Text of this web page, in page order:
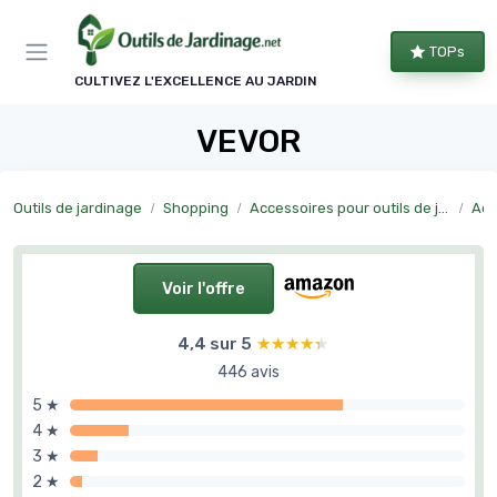
CULTIVEZ L'EXCELLENCE AU JARDIN
TOPs
VEVOR
Outils de jardinage Shopping Accessoires pour outils de jardinage
Voir l'offre
4,4 sur 5 ★★★★★
★★★★★
446 avis
5 ★
4 ★
3 ★
2 ★
Panneau de gestion des cookies